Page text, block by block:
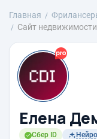
Главная
Сайт
Елена
Сбер ID